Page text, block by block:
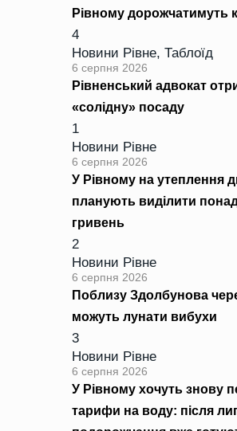
Рівному дорожчатимуть
4
Новини Рівне, Таблоїд
6 серпня 2026
Рівненський адвокат
«солідну» посаду
1
Новини Рівне
6 серпня 2026
У Рівному на утеплення
планують виділити
гривень
2
Новини Рівне
6 серпня 2026
Поблизу Здолбунова
можуть лунати вибухи
3
Новини Рівне
6 серпня 2026
У Рівному хочуть знову
тарифи на воду: після